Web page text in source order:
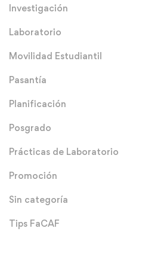
Investigación
Laboratorio
Movilidad Estudiantil
Pasantía
Planificación
Posgrado
Prácticas de Laboratorio
Promoción
Sin categoría
Tips FaCAF